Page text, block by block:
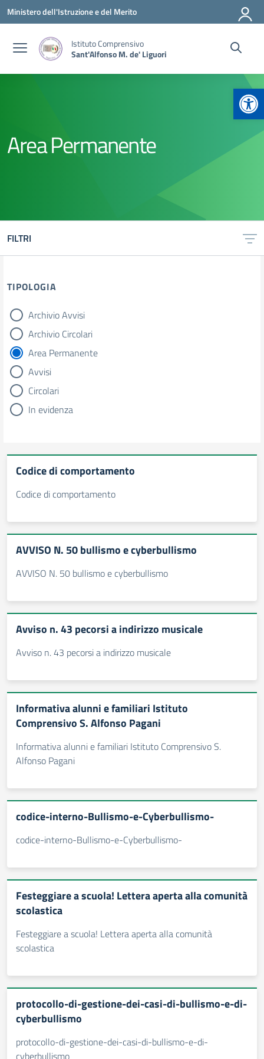
Vai ai contenuti
Vai al menu di navigazione
Vai al footer
Ministero dell'Istruzione e del Merito
Istituto Comprensivo
Sant'Alfonso M. de' Liguori
Area Permanente
FILTRI
TIPOLOGIA
tipologia di articoli
Archivio Avvisi
Archivio Circolari
Area Permanente
Avvisi
Circolari
In evidenza
Codice di comportamento
Codice di comportamento
AVVISO N. 50 bullismo e cyberbullismo
AVVISO N. 50 bullismo e cyberbullismo
Avviso n. 43 pecorsi a indirizzo musicale
Avviso n. 43 pecorsi a indirizzo musicale
Informativa alunni e familiari Istituto
Comprensivo S. Alfonso Pagani
Informativa alunni e familiari Istituto Comprensivo S.
Alfonso Pagani
codice-interno-Bullismo-e-Cyberbullismo-
codice-interno-Bullismo-e-Cyberbullismo-
Festeggiare a scuola! Lettera aperta alla comunità
scolastica
Festeggiare a scuola! Lettera aperta alla comunità
scolastica
protocollo-di-gestione-dei-casi-di-bullismo-e-di-
cyberbullismo
protocollo-di-gestione-dei-casi-di-bullismo-e-di-
cyberbullismo